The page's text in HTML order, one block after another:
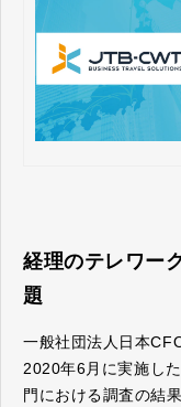
経理のテレワー
題
一般社団法人日本
2020年6月に実施し
門における調査の結